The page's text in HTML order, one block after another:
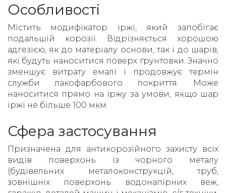
Особливості
Містить модифікатор іржі, який запобігає
подальшій корозії. Відрізняється хорошою
адгезією, як до матеріалу основи, так і до шарів,
які будуть наноситися поверх ґрунтовки. Значно
зменшує витрату емалі і продовжує термін
служби лакофарбового покриття. Може
наноситися прямо на іржу за умови, якщо шар
іржі не більше 100 мкм.
Сфера застосування
Призначена для антикорозійного захисту всіх
видів поверхонь із чорного металу
(будівельних металоконструкцій, труб,
зовнішніх поверхонь водонапірних веж,